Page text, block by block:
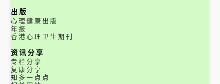
出版
心理健康出版
年报
香港心理卫生期刊
资讯分享
专栏分享
复康分享
知多一点点